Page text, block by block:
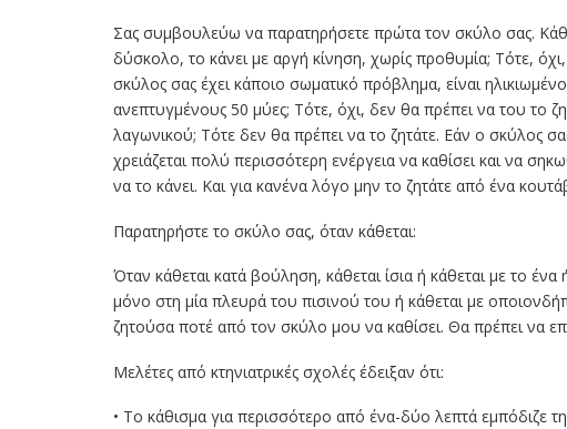
Σας συμβουλεύω να παρατηρήσετε πρώτα τον σκύλο σας.
δύσκολο, το κάνει με αργή κίνηση, χωρίς προθυμία; Τότε,
σκύλος σας έχει κάποιο σωματικό πρόβλημα, είναι
ανεπτυγμένους 50 μύες; Τότε, όχι, δεν θα πρέπει να του το
λαγωνικού; Τότε δεν θα πρέπει να το ζητάτε. Εάν ο σκύλος
χρειάζεται πολύ περισσότερη ενέργεια να καθίσει και να
να το κάνει. Και για κανένα λόγο μην το ζητάτε από ένα
Παρατηρήστε το σκύλο σας, όταν κάθεται:
Όταν κάθεται κατά βούληση, κάθεται ίσια ή κάθεται με το
μόνο στη μία πλευρά του πισινού του ή κάθεται με
ζητούσα ποτέ από τον σκύλο μου να καθίσει. Θα πρέπει να
Μελέτες από κτηνιατρικές σχολές έδειξαν ότι:
• Το κάθισμα για περισσότερο από ένα-δύο λεπτά εμπόδιζε